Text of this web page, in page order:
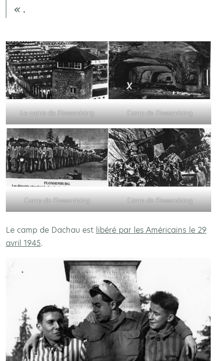
« .
Le camp de Flossenbürg Camp de Flossenbürg
Camp de Flossenbürg Camp de Flossenbürg
Le camp de Dachau est libéré par les Américains le 29
avril 1945.